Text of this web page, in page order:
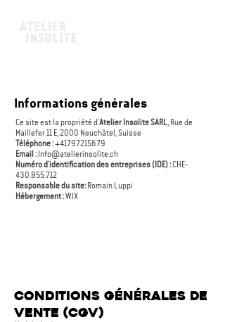
Informations générales
Ce site est la propriété d'Atelier Insolite SARL, Rue de
Maillefer 11 E, 2000 Neuchâtel, Suisse
Téléphone :+41797215679
Email : Info@atelierinsolite.ch
Numéro d’identification des entreprises (IDE) :CHE-
430.855.712
Responsable du site: Romain Luppi
Hébergement :WIX
Conditions Générales de
Vente (CGV)